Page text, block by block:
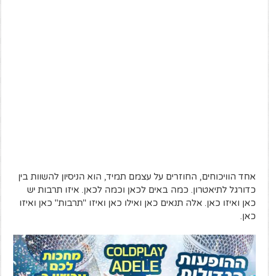
אחד הוויכוחים, החוזרים על עצמם תמיד, הוא הניסיון להשוות בין
כדורגל לתיאטרון. כמה באים לכאן וכמה לכאן. איזו תרבות יש
כאן ואיזו כאן. אלה תנאים כאן ואילו כאן ואיזו "תרבות" כאן ואיזו
כאן.